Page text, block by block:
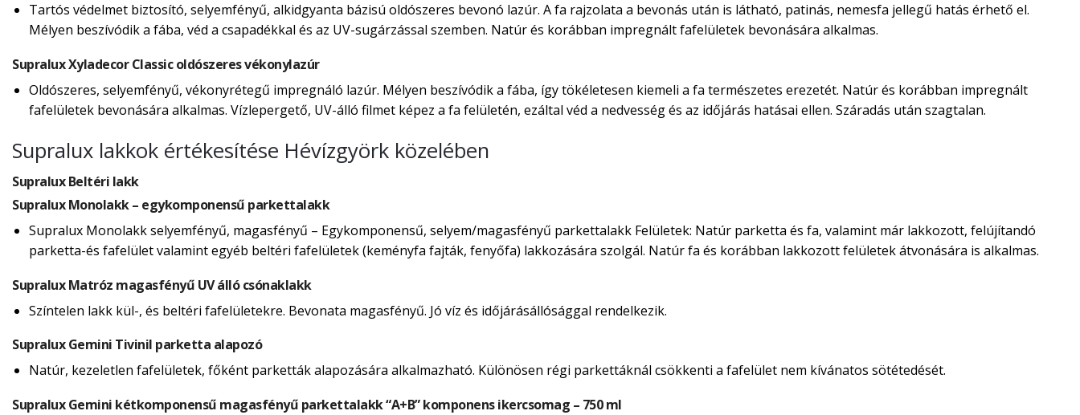
Tartós védelmet biztosító, selyemfényű, alkidgyanta bázisú oldószeres bevonó lazúr. A fa rajzolata a bevonás után is látható, patinás, nemesfa jellegű hatás érhető el.
Mélyen beszívódik a fába, véd a csapadékkal és az UV-sugárzással szemben. Natúr és korábban impregnált fafelületek bevonására alkalmas.
Supralux Xyladecor Classic oldószeres vékonylazúr
Oldószeres, selyemfényű, vékonyrétegű impregnáló lazúr. Mélyen beszívódik a fába, így tökéletesen kiemeli a fa természetes erezetét. Natúr és korábban impregnált
fafelületek bevonására alkalmas. Vízlepergető, UV-álló filmet képez a fa felületén, ezáltal véd a nedvesség és az időjárás hatásai ellen. Száradás után szagtalan.
Supralux lakkok értékesítése Hévízgyörk közelében
Supralux Beltéri lakk
Supralux Monolakk – egykomponensű parkettalakk
Supralux Monolakk selyemfényű, magasfényű – Egykomponensű, selyem/magasfényű parkettalakk Felületek: Natúr parketta és fa, valamint már lakkozott, felújítandó
parketta-és fafelület valamint egyéb beltéri fafelületek (keményfa fajták, fenyőfa) lakkozására szolgál. Natúr fa és korábban lakkozott felületek átvonására is alkalmas.
Supralux Matróz magasfényű UV álló csónaklakk
Színtelen lakk kül-, és beltéri fafelületekre. Bevonata magasfényű. Jó víz és időjárásállósággal rendelkezik.
Supralux Gemini Tivinil parketta alapozó
Natúr, kezeletlen fafelületek, főként parketták alapozására alkalmazható. Különösen régi parkettáknál csökkenti a fafelület nem kívánatos sötétedését.
Supralux Gemini kétkomponensű magasfényű parkettalakk “A+B” komponens ikercsomag – 750 ml